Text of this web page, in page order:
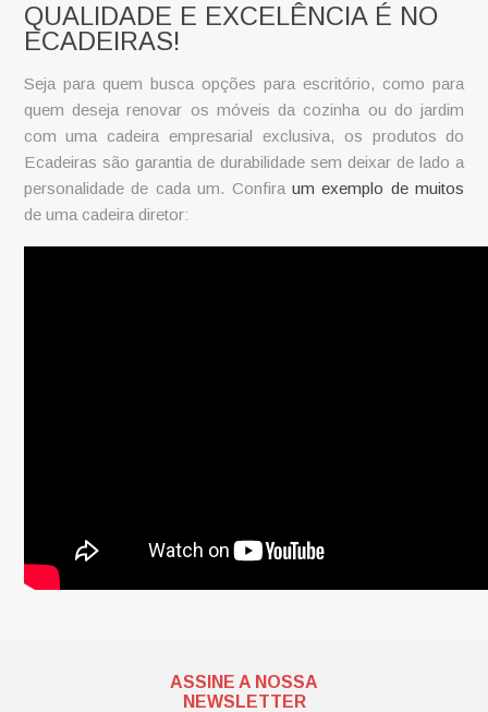
QUALIDADE E EXCELÊNCIA É NO
ECADEIRAS!
Seja para quem busca opções para escritório, como para
quem deseja renovar os móveis da cozinha ou do jardim
com uma cadeira empresarial
exclusiva, os produtos do
Ecadeiras são garantia de durabilidade sem deixar de lado a
personalidade de cada um. Confira um exemplo de muitos
de uma cadeira diretor:
ASSINE A NOSSA
NEWSLETTER